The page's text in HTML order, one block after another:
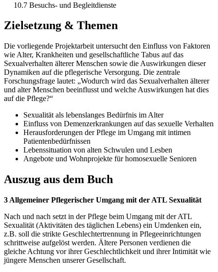
10.7 Besuchs- und Begleitdienste
Zielsetzung & Themen
Die vorliegende Projektarbeit untersucht den Einfluss von Faktoren
wie Alter, Krankheiten und gesellschaftliche Tabus auf das
Sexualverhalten älterer Menschen sowie die Auswirkungen dieser
Dynamiken auf die pflegerische Versorgung. Die zentrale
Forschungsfrage lautet: „Wodurch wird das Sexualverhalten älterer
und alter Menschen beeinflusst und welche Auswirkungen hat dies
auf die Pflege?“
Sexualität als lebenslanges Bedürfnis im Alter
Einfluss von Demenzerkrankungen auf das sexuelle Verhalten
Herausforderungen der Pflege im Umgang mit intimen
Patientenbedürfnissen
Lebenssituation von alten Schwulen und Lesben
Angebote und Wohnprojekte für homosexuelle Senioren
Auszug aus dem Buch
3 Allgemeiner Pflegerischer Umgang mit der ATL Sexualität
Nach und nach setzt in der Pflege beim Umgang mit der ATL
Sexualität (Aktivitäten des täglichen Lebens) ein Umdenken ein,
z.B. soll die strikte Geschlechtertrennung in Pflegeeinrichtungen
schrittweise aufgelöst werden. Ältere Personen verdienen die
gleiche Achtung vor ihrer Geschlechtlichkeit und ihrer Intimität wie
jüngere Menschen unserer Gesellschaft.